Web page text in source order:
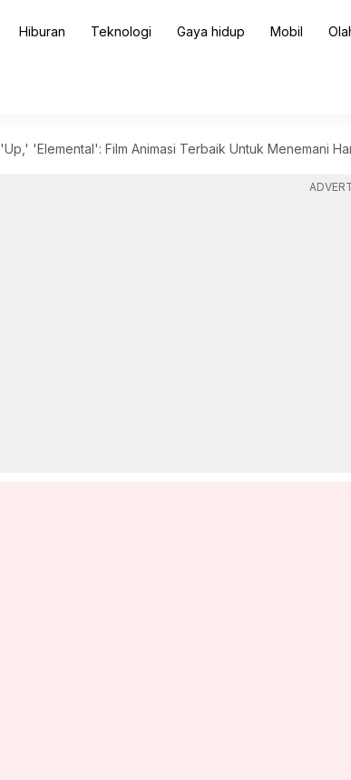
Hiburan Teknologi Gaya hidup Mobil
'Up,' 'Elemental': Film Animasi Terbaik Untuk Menemani